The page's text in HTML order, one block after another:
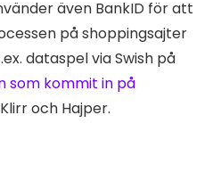
även BankID för att
på shoppingsajter
dataspel via Swish på
som kommit in på
och Hajper.